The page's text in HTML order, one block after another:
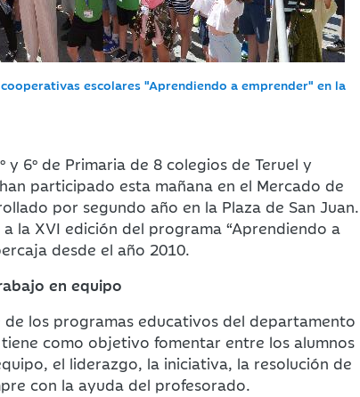
escolares "Aprendiendo a emprender" en la
y 6º de Primaria de 8 colegios de Teruel y
participado esta mañana en el Mercado de
por segundo año en la Plaza de San Juan.
la XVI edición del programa “Aprendiendo a
desde el año 2010.
en equipo
los programas educativos del departamento
como objetivo fomentar entre los alumnos
el liderazgo, la iniciativa, la resolución de
con la ayuda del profesorado.